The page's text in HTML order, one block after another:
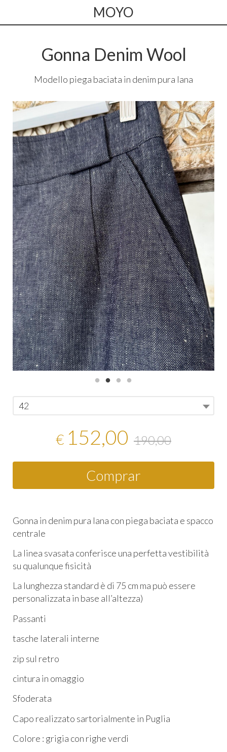
MOYO
Gonna Denim Wool
Modello piega baciata in denim pura lana
42
€ 152,00 190,00
Comprar
Gonna in denim pura lana con piega baciata e spacco
centrale
La linea svasata conferisce una perfetta vestibilità
su qualunque fisicità
La lunghezza standard è di 75 cm ma può essere
personalizzata in base all’altezza)
Passanti
tasche laterali interne
zip sul retro
cintura in omaggio
Sfoderata
Capo realizzato sartorialmente in Puglia
Colore : grigia con righe verdi